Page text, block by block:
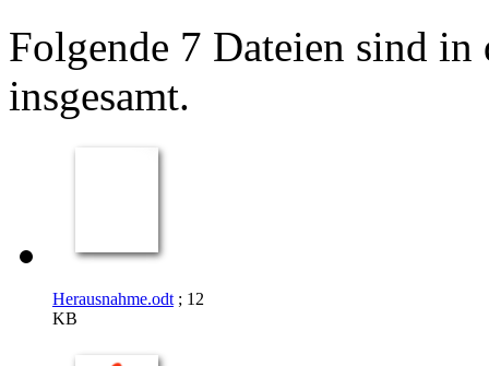
Folgende 7 Dateien sind
insgesamt.
Herausnahme.odt ; 12
KB